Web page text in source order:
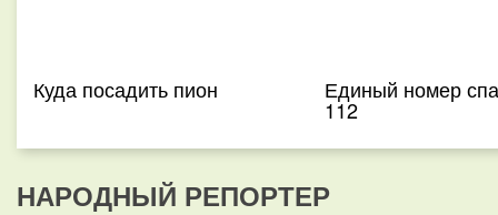
Куда посадить пион Единый номер
112
НАРОДНЫЙ РЕПОРТЕР